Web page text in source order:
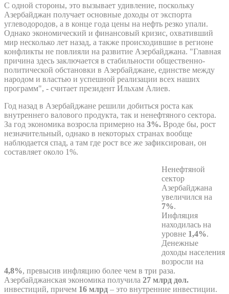
С одной стороны, это вызывает удивление, поскольку
Азербайджан получает основные доходы от экспорта
углеводородов, а в конце года цены на нефть резко упали.
Однако экономический и финансовый кризис, охвативший
мир несколько лет назад, а также происходившие в регионе
конфликты не повлияли на развитие Азербайджана. "Главная
причина здесь заключается в стабильности общественно-
политической обстановки в Азербайджане, единстве между
народом и властью и успешной реализации всех наших
программ", - считает президент Ильхам Алиев.
Год назад в Азербайджане решили добиться роста как
внутреннего валового продукта, так и ненефтяного сектора.
За год экономика возросла примерно на 3%. Вроде бы, рост
незначительный, однако в некоторых странах вообще
наблюдается спад, а там где рост все же зафиксирован, он
составляет около 1%.
Ненефтяной
сектор
Азербайджана
увеличился на
7%.
Инфляция
находилась на
уровне 1,4%.
Денежные
доходы населения
возросли на
4,8%, превысив инфляцию более чем в три раза.
Азербайджанская экономика получила 27 млрд дол.
инвестиций, причем 16 млрд – это внутренние инвестиции.